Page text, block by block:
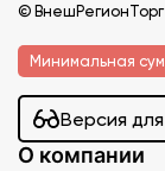
©
Минимальная
Версия
О компании